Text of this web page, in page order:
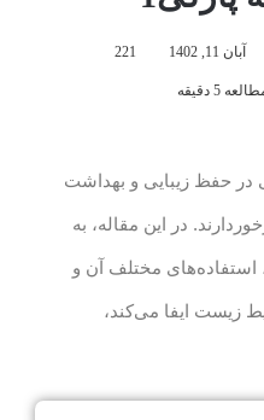
آبان 11, 1402 221
5 دقیقه
در حفظ زیبایی و بهداشت
در این مقاله، به
مختلف آن و
زیست ایفا می‌کند،